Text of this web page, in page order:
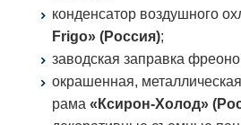
конденсатор воздушного
Frigo» (Россия);
заводская заправка
окрашенная,
рама «Ксирон-Холод»